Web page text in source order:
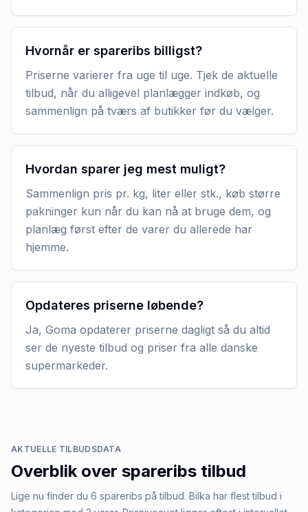
Hvornår er spareribs billigst?
Priserne varierer fra uge til uge. Tjek de aktuelle
tilbud, når du alligevel planlægger indkøb, og
sammenlign på tværs af butikker før du vælger.
Hvordan sparer jeg mest muligt?
Sammenlign pris pr. kg, liter eller stk., køb større
pakninger kun når du kan nå at bruge dem, og
planlæg først efter de varer du allerede har
hjemme.
Opdateres priserne løbende?
Ja, Goma opdaterer priserne dagligt så du altid
ser de nyeste tilbud og priser fra alle danske
supermarkeder.
AKTUELLE TILBUDSDATA
Overblik over spareribs tilbud
Lige nu finder du 6 spareribs på tilbud. Bilka har flest tilbud i